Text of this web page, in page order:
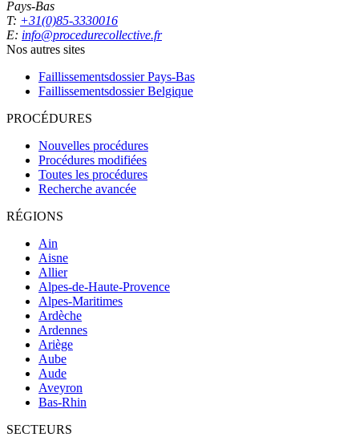
Pays-Bas
T: +31(0)85-3330016
E: info@procedurecollective.fr
Nos autres sites
Faillissementsdossier Pays-Bas
Faillissementsdossier Belgique
PROCÉDURES
Nouvelles procédures
Procédures modifiées
Toutes les procédures
Recherche avancée
RÉGIONS
Ain
Aisne
Allier
Alpes-de-Haute-Provence
Alpes-Maritimes
Ardèche
Ardennes
Ariège
Aube
Aude
Aveyron
Bas-Rhin
SECTEURS